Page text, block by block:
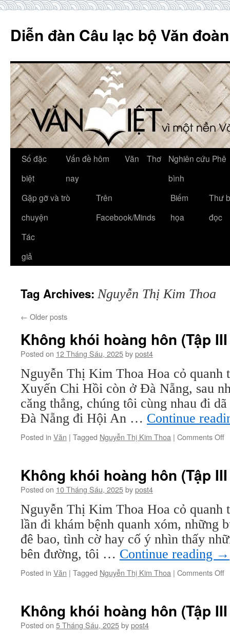
content
Diễn đàn Câu lạc bộ Văn
Số đặc
biệt
Vấn đề hôm
nay
Văn Thơ
Nghiên cứu Phê
bình
Gặp gỡ và trò
chuyện
Trên
Facebook/Minds
Biếm
họa
Thư
đọc
Tác
giả
Tag Archives: Nguyễn Thị Kim Thoa
← Older posts
Không khói hoàng hôn (Tập
Posted on 12 Tháng Sáu, 2025bypost4
Nguyễn Thị Kim Thoa Hoa cỏ quanh
Xuyến Chi Hồi còn ở Đà Nẵng, sau
căng thẳng, chúng tôi cùng nhau đi
Đà Nẵng đi Hội An … Continue
Posted in Văn | Tagged Nguyễn Thị Kim Thoa | Comments Off
–
Không khói hoàng hôn (Tập
Posted on 10 Tháng Sáu, 2025bypost4
Nguyễn Thị Kim Thoa Hoa cỏ quanh
lần đi khám bệnh quanh xóm, những
đê bao, tình cờ hay cố ý nhìn thấy
bên đường, tôi … Continue reading →
Posted in Văn | Tagged Nguyễn Thị Kim Thoa | Comments Off
Không khói hoàng hôn (Tập
Posted on 5 Tháng Sáu, 2025bypost4